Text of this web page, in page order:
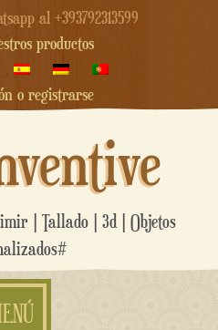
al +393792313599
productos
o registrarse
| Tallado | 3d | Objetos